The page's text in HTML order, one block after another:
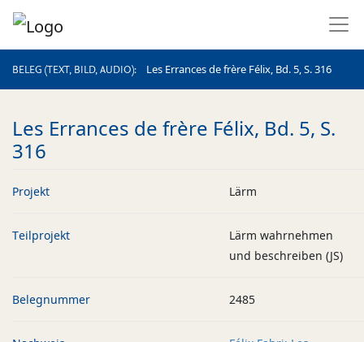
BELEG (TEXT, BILD, AUDIO) Les Errances de frère Félix, Bd. 5, S. 316
BELEG (TEXT, BILD, AUDIO)
Les Errances de frère Félix, Bd. 5, S.
316
Projekt Lärm
Teilprojekt
Lärm wahrnehmen
und beschreiben (JS)
Belegnummer 2485